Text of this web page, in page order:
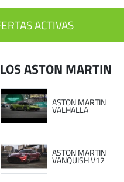
ACTIVAS
ASTON MARTIN
ASTON MARTIN
VALHALLA
ASTON MARTIN
VANQUISH V12